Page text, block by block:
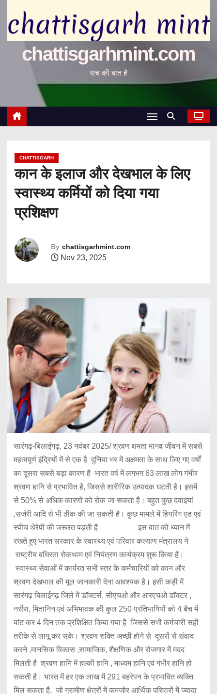
chattisgarhmint.com
सच की बात है
CHATTISGARH
कान के इलाज और देखभाल के लिए
स्वास्थ्य कर्मियों को दिया गया
प्रशिक्षण
By chattisgarhmint.com
Nov 23, 2025
सारंगढ़-बिलाईगढ़, 23 नवंबर 2025/ श्रवण क्षमता मानव जीवन में सबसे
महत्वपूर्ण इंद्रियों में से एक है दुनिया भर में अक्षमता के साथ जिए गए वर्षों
का दूसरा सबसे बड़ा कारण है भारत वर्ष में लगभग 63 लाख लोग गंभीर
श्रवण हानि से प्रभावित है, जिससे शारीरिक उत्पादक घटती है। इसमें
से 50% से अधिक कारणों को रोक जा सकता है। बहुत कुछ दवाइयां
,सर्जरी आदि से भी ठीक की जा सकती है। कुछ मामले में हियरिंग एड एवं
स्पीच थेरेपी की जरूरत पड़ती है। इस बात को ध्यान में
रखते हुए भारत सरकार के स्वास्थ्य एवं परिवार कल्याण मंत्रालय ने
राष्ट्रीय बधिरता रोकथाम एवं नियंत्रण कार्यक्रम शुरू किया है।
स्वास्थ्य सेवाओं में कार्यरत सभी स्तर के कर्मचारियों को कान और
श्रवण देखभाल की मूल जानकारी देना आवश्यक है। इसी कड़ी में
सारंगढ़ बिलाईगढ़ जिले में डॉक्टर्स, सीएचओ और आरएचओ डॉक्टर ,
नर्सेस, मितानिन एवं अभिभावक की कुल 250 प्रतिभागियों को 4 बैच में
बांट कर 4 दिन तक प्रशिक्षित किया गया है जिससे सभी कर्मचारी सही
तरीके से लागू कर सके। श्रवण शक्ति अच्छी होने से दूसरों से संवाद
करने ,मानसिक विकास ,सामाजिक, शैक्षणिक और रोजगार में मदद
मिलती है श्रवण हानि में हल्की हानि , माध्यम हानि एवं गंभीर हानि हो
सकती है। भारत में हर एक लाख में 291 बहरेपन के प्रभावित व्यक्ति
मिल सकता है, जो ग्रामीण क्षेत्रों में कमजोर आर्थिक परिवारों में ज्यादा